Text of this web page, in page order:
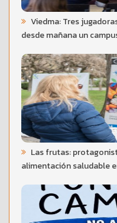
Viedma: Tres
desde mañana un
Las frutas:
alimentación saludable